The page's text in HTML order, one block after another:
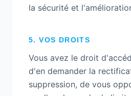
la sécurité et
5. VOS DROITS
Vous avez le droit
d'en demander la
suppression, de vous